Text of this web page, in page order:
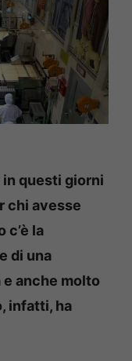
questi giorni
chi avesse
c’è la
di una
anche molto
infatti, ha